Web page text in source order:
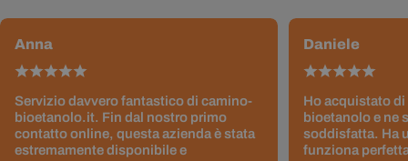
Anna
Servizio davvero fantastico di camino-
bioetanolo.it. Fin dal nostro primo
contatto online, questa azienda è stata
estremamente disponibile e
Daniele
Ho acquistato di
bioetanolo e ne
soddisfatta. Ha
funziona